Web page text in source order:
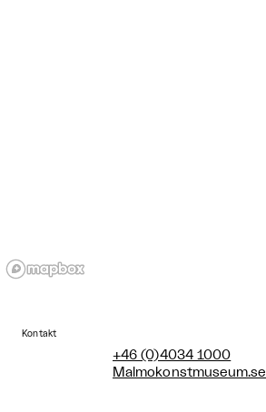
Kontakt
+46 (0)4034 1000
Malmokonstmuseum.se